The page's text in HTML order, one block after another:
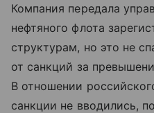
Компания передала
нефтяного флота
структурам, но это не
от санкций за
В отношении
санкции не вводились,